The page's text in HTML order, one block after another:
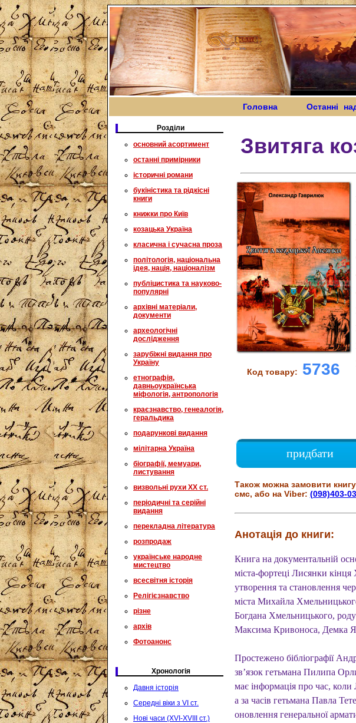
Головна Останні
Розділи
основний асортимент
останні примірники
історичні романи
букіністика та рідкісні
книги
книжки про Київ
козацька Україна
класична і сучасна проза
політологія, національна
ідея, нація, націоналізм
публіцистика та науково-
популярні
архівні матеріали,
документи
археологічні
дослідження
зарубіжні видання про
Україну
етнографія,
давньоукраїнська
міфологія, антропологія
краєзнавство, генеалогія,
геральдика
подарункові видання
мілітарна Україна
біографії, мемуари,
листування
визвольні рухи XX ст.
періодичні та серійні
видання
перекладна література
розпродаж
українське народне
мистецтво
всесвітня історія
Релігієзнавство
різне
архів
Фотоанонс
Хронологія
Давня історія
Середні віки з VI ст.
Нові часи (XVI-XVIII ст.)
Звитяга
Код товару: 5736
придбати
Також можна замовити
смс, або на Viber: (098)403-
Анотація до книги:
Книга на документальній
міста-фортеці Лисянки
утворення та становлення
міста Михайла
Богдана Хмельницького,
Максима Кривоноса, Демка
Простежено бібліографії
зв’язок гетьмана Пилипа
має інформація про час,
а за часів гетьмана Павла
оновлення генеральної